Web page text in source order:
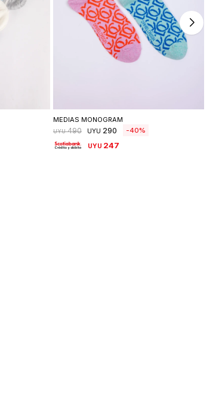
MEDIAS MONOGRAM
UYU 490 UYU 290 40
UYU 247